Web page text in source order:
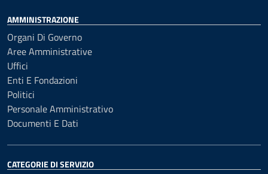
AMMINISTRAZIONE
Organi Di Governo
Aree Amministrative
Uffici
Enti E Fondazioni
Politici
Personale Amministrativo
Documenti E Dati
CATEGORIE DI SERVIZIO